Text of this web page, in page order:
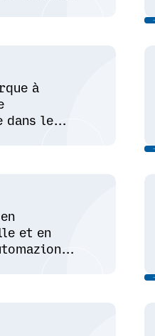
à
dans le
de l'IA
et en